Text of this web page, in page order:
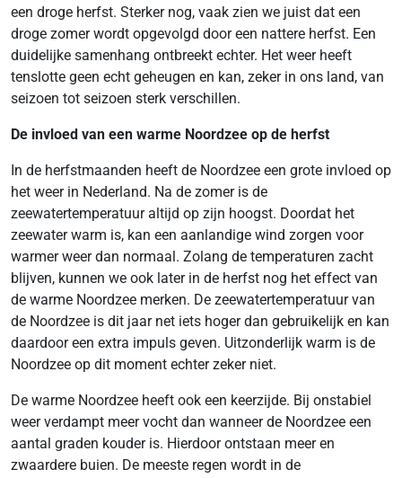
een droge herfst. Sterker nog, vaak zien we juist dat een
droge zomer wordt opgevolgd door een nattere herfst. Een
duidelijke samenhang ontbreekt echter. Het weer heeft
tenslotte geen echt geheugen en kan, zeker in ons land, van
seizoen tot seizoen sterk verschillen.
De invloed van een warme Noordzee op de herfst
In de herfstmaanden heeft de Noordzee een grote invloed op
het weer in Nederland. Na de zomer is de
zeewatertemperatuur altijd op zijn hoogst. Doordat het
zeewater warm is, kan een aanlandige wind zorgen voor
warmer weer dan normaal. Zolang de temperaturen zacht
blijven, kunnen we ook later in de herfst nog het effect van
de warme Noordzee merken. De zeewatertemperatuur van
de Noordzee is dit jaar net iets hoger dan gebruikelijk en kan
daardoor een extra impuls geven. Uitzonderlijk warm is de
Noordzee op dit moment echter zeker niet.
De warme Noordzee heeft ook een keerzijde. Bij onstabiel
weer verdampt meer vocht dan wanneer de Noordzee een
aantal graden kouder is. Hierdoor ontstaan meer en
zwaardere buien. De meeste regen wordt in de